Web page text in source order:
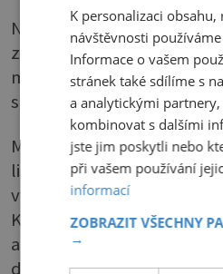
Na to není snadná
zabránit jejich vzniku
může pomoci zdravá a
související omezení
Měli bychom zařadit velké
listové i kořenové
výrobky např. kefír,
Konzumovat pouze
a dostatečně pít. Vlastně
dietě při vysokém
K personalizaci obsahu,
návštěvnosti
Informace o vašem
stránek také sdílíme s
a analytickými
kombinovat s dalšími
jste jim poskytli nebo
při vašem používání
informací
ZOBRAZIT VŠECHNY
→